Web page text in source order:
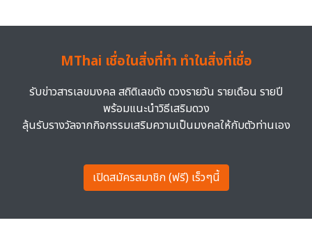
MThai เชื่อในสิ่งที่ทำ ทำในสิ่งที่เชื่อ
รับข่าวสารเลขมงคล สถิติเลขดัง ดวงรายวัน รายเดือน รายปี
พร้อมแนะนำวิธีเสริมดวง
ลุ้นรับรางวัลจากกิจกรรมเสริมความเป็นมงคลให้กับตัวท่านเอง
เปิดสมัครสมาชิก (ฟรี) เร็วๆนี้